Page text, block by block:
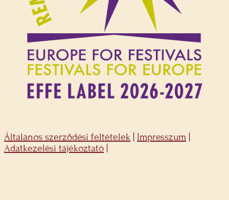
Általános szerződési feltételek Impresszum
Adatkezelési tájékoztató